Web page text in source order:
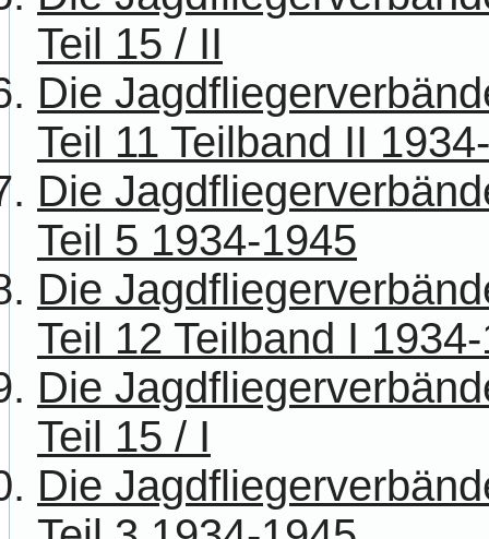
Teil 15 / II
Die
Teil 11 Teilband II
Die
Teil 5 1934-1945
Die
Teil 12 Teilband I
Die
Teil 15 / I
Die